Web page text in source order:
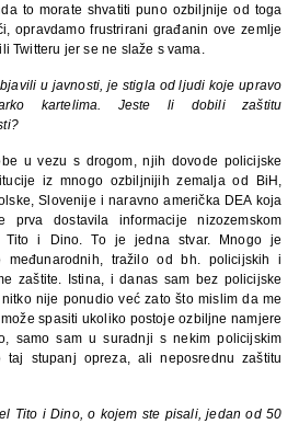
to morate shvatiti puno ozbiljnije od toga
opravdamo frustrirani građanin ove zemlje
Twitteru jer se ne slaže s vama.
u javnosti, je stigla od ljudi koje upravo
kartelima. Jeste li dobili zaštitu
u vezu s drogom, njih dovode policijske
iz mnogo ozbiljnijih zemalja od BiH,
Slovenije i naravno američka DEA koja
dostavila informacije nizozemskom
Tito i Dino. To je jedna stvar. Mnogo je
međunarodnih, tražilo od bh. policijskih i
zaštite. Istina, i danas sam bez policijske
nije ponudio već zato što mislim da me
spasiti ukoliko postoje ozbiljne namjere
samo sam u suradnji s nekim policijskim
stupanj opreza, ali neposrednu zaštitu
Tito i Dino, o kojem ste pisali, jedan od 50